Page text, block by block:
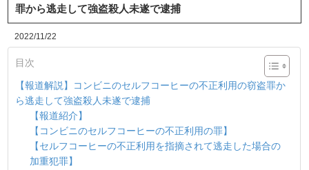
罪から逃走して強盗殺人未遂で逮捕
2022/11/22
目次
【報道解説】コンビニのセルフコーヒーの不正利用の窃盗罪か
ら逃走して強盗殺人未遂で逮捕
【報道紹介】
【コンビニのセルフコーヒーの不正利用の罪】
【セルフコーヒーの不正利用を指摘されて逃走した場合の
加重犯罪】